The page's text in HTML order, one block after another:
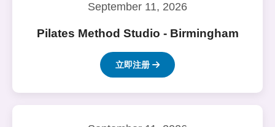
September 11, 2026
Pilates Method Studio - Birmingham
立即注册